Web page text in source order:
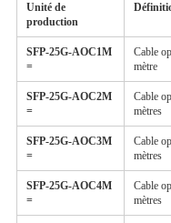
Unité de
production
SFP-25G-AOC1M
=
Cable
mètre
SFP-25G-AOC2M
=
Cable
mètres
SFP-25G-AOC3M
=
Cable
mètres
SFP-25G-AOC4M
=
Cable
mètres